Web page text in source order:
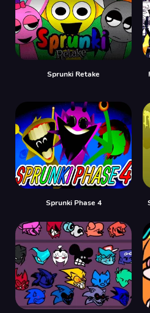
Sprunki Retake
Sprunki Phase 4